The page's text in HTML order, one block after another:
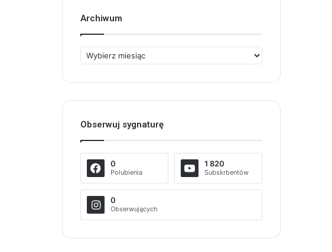
Archiwum
Archiwum
Obserwuj sygnaturę
0
Polubienia
1 820
Subskrbentów
0
Obserwujących